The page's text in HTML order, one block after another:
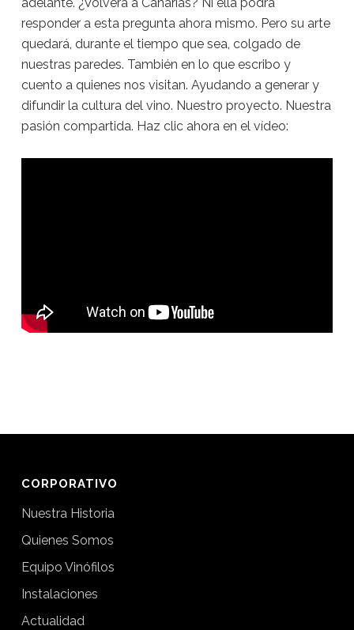
responder a esta pregunta ahora mismo. Pero su arte
quedará, durante el tiempo que sea, colgado de
nuestras paredes. También en lo que escribo y
cuento a quienes nos visitan. Ayudando a generar y
difundir la cultura del vino. Nuestro proyecto. Nuestra
pasión compartida. Haz clic ahora en el vídeo:
CORPORATIVO
Nuestra Historia
Quienes Somos
Equipo Vinófilos
Instalaciones
Actualidad